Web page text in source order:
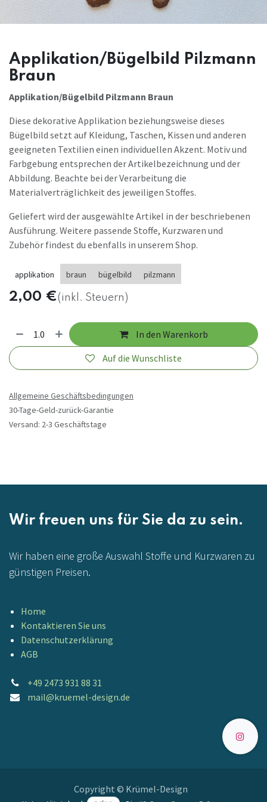
Applikation/Bügelbild Pilzmann
Braun
Applikation/Bügelbild Pilzmann Braun
Diese dekorative Applikation beziehungsweise dieses
Bügelbild setzt auf Kleidung, Taschen, Kissen und anderen
geeigneten Textilien einen individuellen Akzent. Motiv und
Farbgebung entsprechen der Artikelbezeichnung und der
Abbildung. Beachte bei der Verarbeitung die
Materialverträglichkeit des jeweiligen Stoffes.
Geliefert wird der ausgewählte Artikel in der beschriebenen
Ausführung. Weitere passende Stoffe, Kurzwaren und
Zubehör findest du ebenfalls in unserem Shop.
applikation braun bügelbild pilzmann
2,00 €(inkl. Steuern)
In den Warenkorb
Auf die Wunschliste
Allgemeine Geschäftsbedingungen
30-Tage-Geld-zurück-Garantie
Versand: 2-3 Geschäftstage
Wir freuen uns für Sie da zu sein.
Wir haben eine große Auswahl Stoffe und Kurzwaren zu
günstigen Preisen.
Home
Kontaktieren Sie uns
Datenschutzerklärung
AGB
+49 2473 931 88 31
mail@kruemel-design.de
Copyright © Krümel-Design